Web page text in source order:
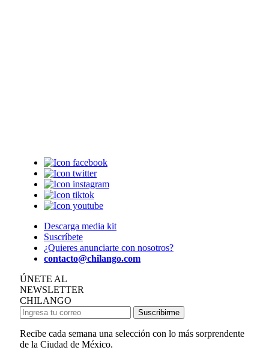
Descarga media kit
Suscríbete
¿Quieres anunciarte con nosotros?
contacto@chilango.com
ÚNETE AL
NEWSLETTER
CHILANGO
Suscribirme
Recibe cada semana una selección con lo más sorprendente
de la Ciudad de México.